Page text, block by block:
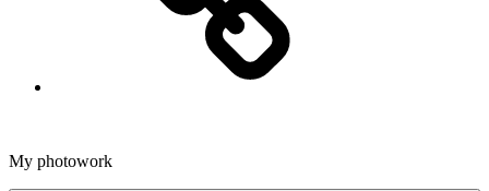
My photowork